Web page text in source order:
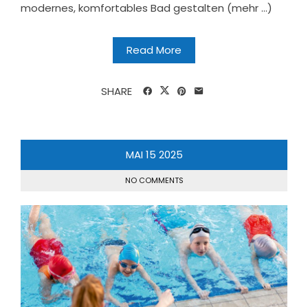
modernes, komfortables Bad gestalten (mehr …)
Read More
SHARE
MAI 15 2025
NO COMMENTS